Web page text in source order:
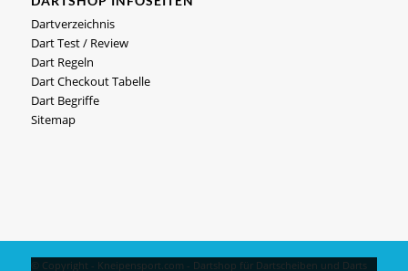
Dartverzeichnis
Dart Test / Review
Dart Regeln
Dart Checkout Tabelle
Dart Begriffe
Sitemap
© Copyright - Kneipensport.com - Dartshop für Dartscheiben und Darts